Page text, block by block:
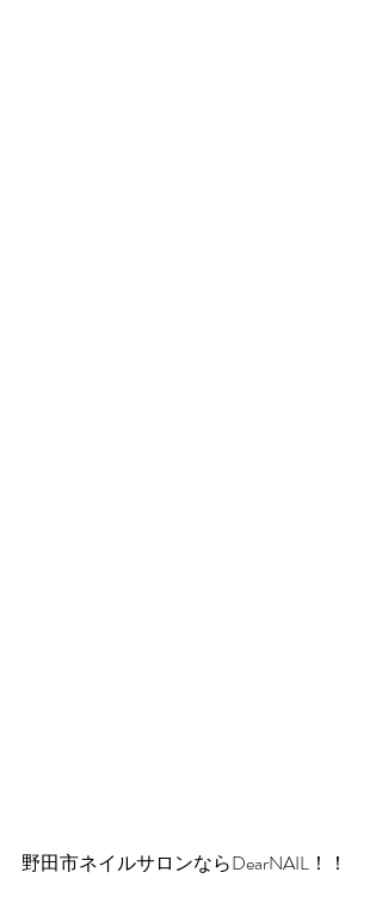
野田市ネイルサロンならDearNAIL！！